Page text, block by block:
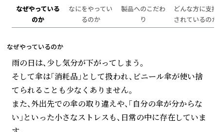
なぜやっている
のか
なにをやってい
るのか
製品へのこだわ
り
どんな方に支持
されているのか
なぜやっているのか
雨の日は、少し気分が下がってしまう。
そして傘は「消耗品」として扱われ、ビニール傘が使い捨
てられることも少なくありません。
また、外出先での傘の取り違えや、「自分の傘が分からな
い」といった小さなストレスも、日常の中に存在していま